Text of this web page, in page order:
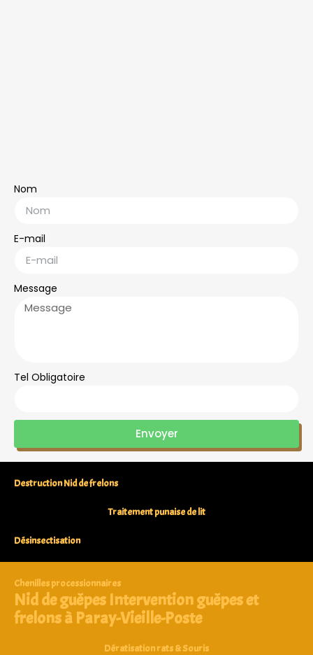
Nom
E-mail
Message
Tel Obligatoire
Envoyer
Destruction Nid de frelons
Traitement punaise de lit
Désinsectisation
Chenilles processionnaires
Nid de guêpes Intervention guêpes et
frelons à Paray-Vieille-Poste
Dératisation rats & Souris